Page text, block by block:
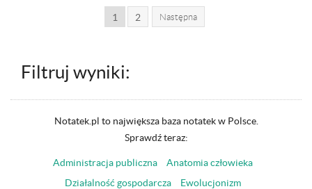
1 2 Następna
Filtruj wyniki:
Notatek.pl to największa baza notatek w Polsce.
Sprawdź teraz:
Administracja publiczna
Anatomia człowieka
Działalność gospodarcza
Ewolucjonizm